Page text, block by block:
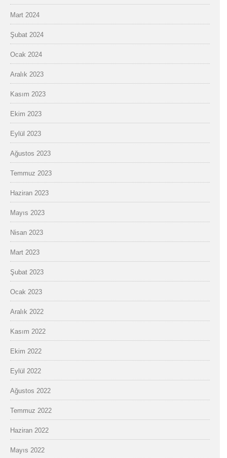
Mart 2024
Şubat 2024
Ocak 2024
Aralık 2023
Kasım 2023
Ekim 2023
Eylül 2023
Ağustos 2023
Temmuz 2023
Haziran 2023
Mayıs 2023
Nisan 2023
Mart 2023
Şubat 2023
Ocak 2023
Aralık 2022
Kasım 2022
Ekim 2022
Eylül 2022
Ağustos 2022
Temmuz 2022
Haziran 2022
Mayıs 2022